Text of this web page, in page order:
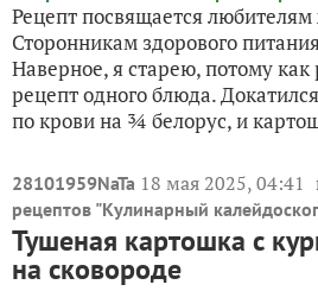
Рецепт посвящается
Сторонникам здорового
Наверное, я старею, потому
рецепт одного блюда.
по крови на ¾ белорус, и
28101959NaTa 18 мая 2025, 04:41
рецептов "Кулинарный
Тушеная картошка с
на сковороде